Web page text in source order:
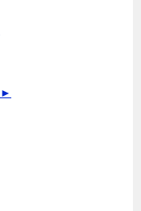
►